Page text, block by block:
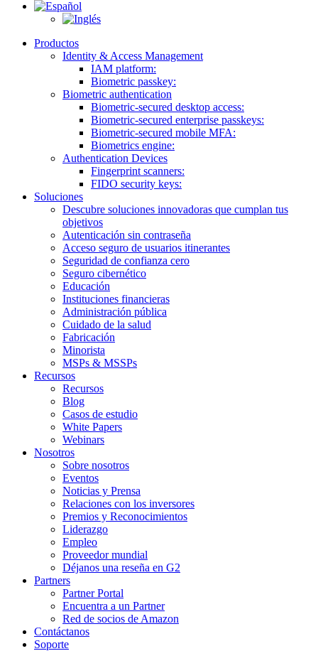
Productos
Identity & Access Management
IAM platform:
Biometric passkey:
Biometric authentication
Biometric-secured desktop access:
Biometric-secured enterprise passkeys:
Biometric-secured ​mobile MFA:
Biometrics engine​:
Authentication Devices
Fingerprint scanners:
FIDO security keys:
Soluciones
Descubre soluciones innovadoras que cumplan tus
objetivos
Autenticación sin contraseña
Acceso seguro de usuarios itinerantes
Seguridad de confianza cero
Seguro cibernético
Educación
Instituciones financieras
Administración pública
Cuidado de la salud
Fabricación
Minorista
MSPs & MSSPs
Recursos
Recursos
Blog
Casos de estudio
White Papers
Webinars
Nosotros
Sobre nosotros
Eventos
Noticias y Prensa
Relaciones con los inversores
Premios y Reconocimientos
Liderazgo
Empleo
Proveedor mundial
Déjanos una reseña en G2
Partners
Partner Portal
Encuentra a un Partner
Red de socios de Amazon
Contáctanos
Soporte